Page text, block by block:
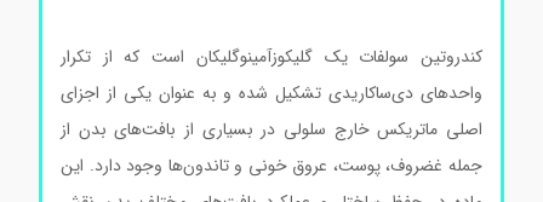
کندروتین سولفات یک گلیکوزآمینوگلیکان است که از تکرار
واحدهای دی‌ساکاریدی تشکیل شده و به عنوان یکی از اجزای
اصلی ماتریکس خارج سلولی در بسیاری از بافت‌های بدن از
جمله غضروف، پوست، عروق خونی و تاندون‌ها وجود دارد. این